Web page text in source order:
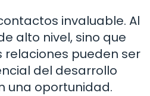
invaluable. Al
alto nivel, sino que
pueden ser
del desarrollo
una oportunidad.